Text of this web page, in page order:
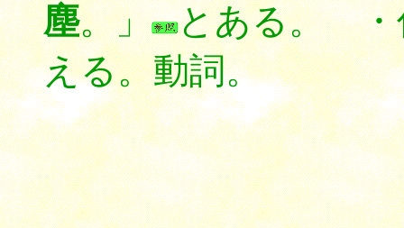
塵。」
とある。 ・
える。動詞。